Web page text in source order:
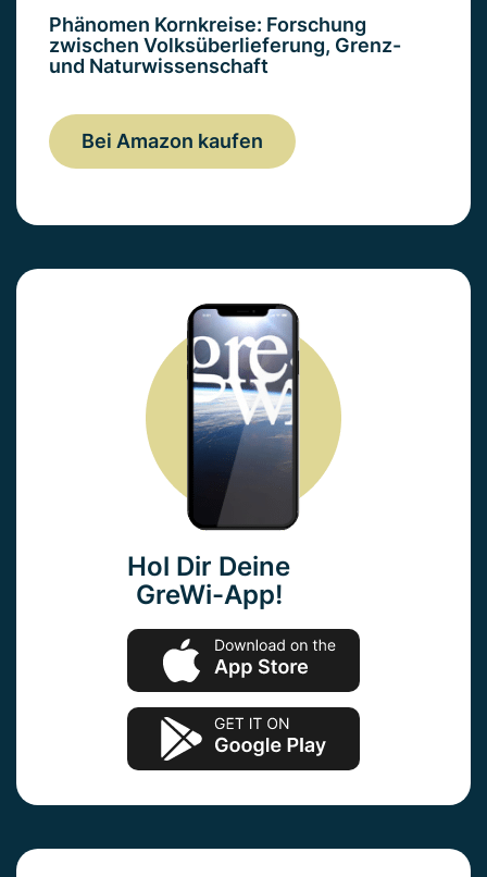
Phänomen Kornkreise: Forschung
zwischen Volksüberlieferung, Grenz-
und Naturwissenschaft
Bei Amazon kaufen
Hol Dir Deine
GreWi-App!